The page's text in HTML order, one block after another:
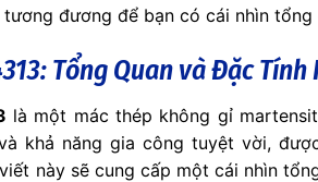
đương để bạn có cái nhìn
Tổng Quan và Đặc Tính
là một mác thép không gỉ
khả năng gia công tuyệt vời,
này sẽ cung cấp một cái nhìn